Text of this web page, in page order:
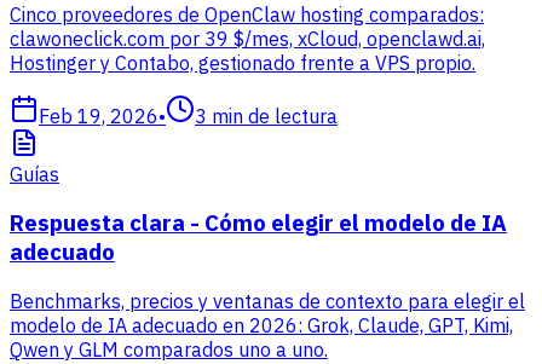
Cinco proveedores de OpenClaw hosting comparados:
clawoneclick.com por 39 $/mes, xCloud, openclawd.ai,
Hostinger y Contabo, gestionado frente a VPS propio.
Feb 19, 2026• 3 min de lectura
Guías
Respuesta clara - Cómo elegir el modelo de IA
adecuado
Benchmarks, precios y ventanas de contexto para elegir el
modelo de IA adecuado en 2026: Grok, Claude, GPT, Kimi,
Qwen y GLM comparados uno a uno.